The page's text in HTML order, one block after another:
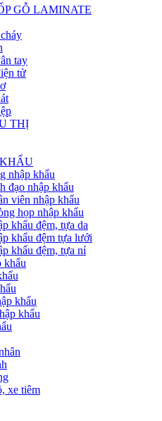
GỖ LAMINATE
tay
tử
THỊ
nhập khẩu
đạo nhập khẩu
viên nhập khẩu
họp nhập khẩu
khẩu đệm, tựa da
khẩu đệm tựa lưới
khẩu đệm, tựa nỉ
khẩu
khẩu
khẩu
xe tiêm